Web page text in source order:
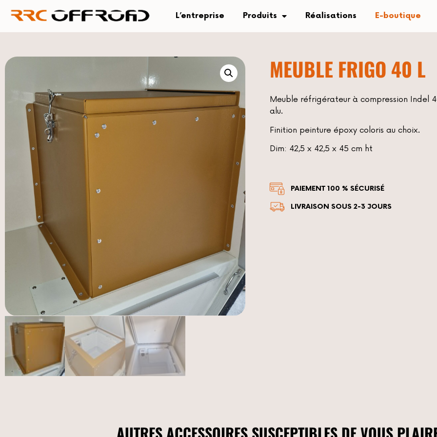
L’entreprise Produits Réalisations E-boutique
MEUBLE FRIGO 40 L
Meuble réfrigérateur à compression Indel
alu.
Finition peinture époxy coloris au choix.
Dim: 42,5 x 42,5 x 45 cm ht
PAIEMENT 100 % SÉCURISÉ
LIVRAISON SOUS 2-3 JOURS